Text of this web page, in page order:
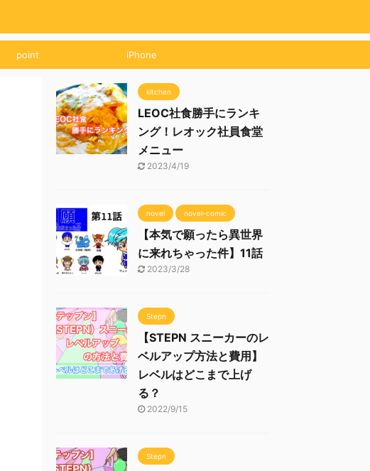
point iPhone
kitchen
LEOC社食勝手にランキ
ング！レオック社員食堂
メニュー
2023/4/19
novel novel-comic
【本気で願ったら異世界
に来れちゃった件】11話
2023/3/28
Stepn
【STEPN スニーカーのレ
ベルアップ方法と費用】
レベルはどこまで上げ
る？
2022/9/15
Stepn